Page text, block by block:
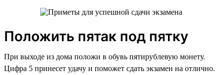
Положить пятак под пятку
При выходе из дома положи в обувь пятирублевую монету.
Цифра 5 принесет удачу и поможет сдать экзамен на отлично.